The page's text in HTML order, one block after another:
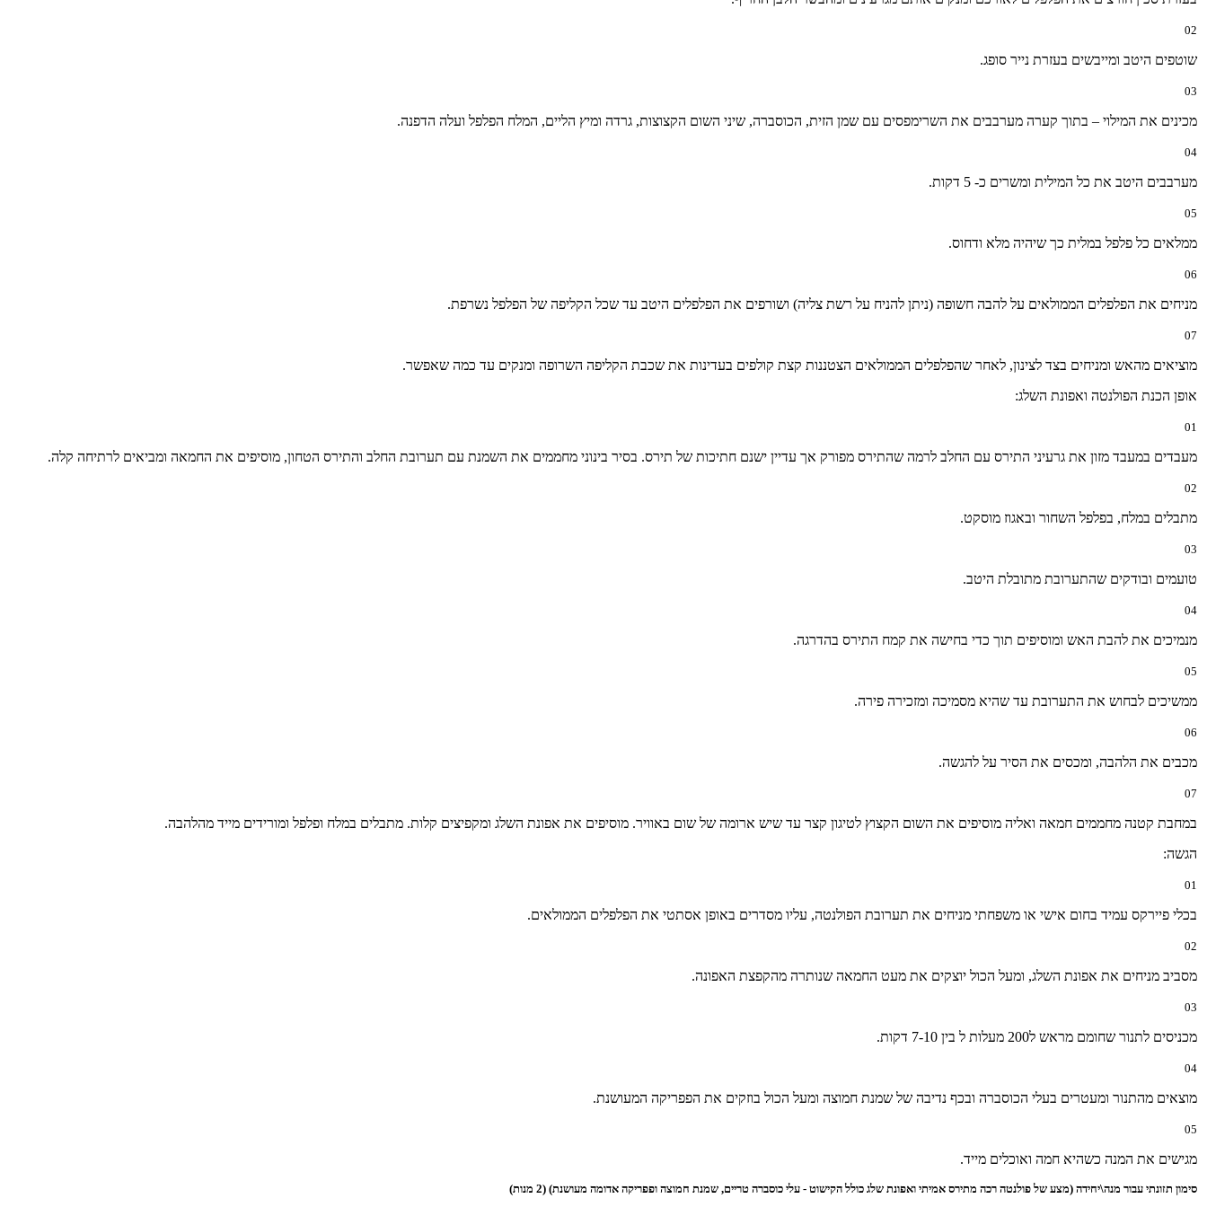
02
שוטפים היטב ומייבשים בעזרת נייר סופג.
03
מכינים את המילוי – בתוך קערה מערבבים את השרימפסים עם שמן הזית, הכוסברה, שיני השום הקצוצות, גרדה ומיץ הליים, המלח הפלפל ועלה הדפנה.
04
מערבבים היטב את כל המילית ומשרים כ- 5 דקות.
05
ממלאים כל פלפל במלית כך שיהיה מלא ודחוס.
06
מניחים את הפלפלים הממולאים על להבה חשופה (ניתן להניח על רשת צליה) ושורפים את הפלפלים היטב עד שכל הקליפה של הפלפל נשרפת.
07
מוציאים מהאש ומניחים בצד לצינון, לאחר שהפלפלים הממולאים הצטננות קצת קולפים בעדינות את שכבת הקליפה השרופה ומנקים עד כמה שאפשר.
אופן הכנת הפולנטה ואפונת השלג:
01
מעבדים במעבד מזון את גרעיני התירס עם החלב לרמה שהתירס מפורק אך עדיין ישנם חתיכות של תירס. בסיר בינוני מחממים את השמנת עם תערובת החלב והתירס הטחון, מוסיפים את החמאה ומביאים לרתיחה קלה.
02
מתבלים במלח, בפלפל השחור ובאגוז מוסקט.
03
טועמים ובודקים שהתערובת מתובלת היטב.
04
מנמיכים את להבת האש ומוסיפים תוך כדי בחישה את קמח התירס בהדרגה.
05
ממשיכים לבחוש את התערובת עד שהיא מסמיכה ומזכירה פירה.
06
מכבים את הלהבה, ומכסים את הסיר על להגשה.
07
במחבת קטנה מחממים חמאה ואליה מוסיפים את השום הקצוץ לטיגון קצר עד שיש ארומה של שום באוויר. מוסיפים את אפונת השלג ומקפיצים קלות. מתבלים במלח ופלפל ומורידים מייד מהלהבה.
הגשה:
01
בכלי פיירקס עמיד בחום אישי או משפחתי מניחים את תערובת הפולנטה, עליו מסדרים באופן אסתטי את הפלפלים הממולאים.
02
מסביב מניחים את אפונת השלג, ומעל הכול יוצקים את מעט החמאה שנותרה מהקפצת האפונה.
03
מכניסים לתנור שחומם מראש ל200 מעלות ל בין 7-10 דקות.
04
מוצאים מהתנור ומעטרים בעלי הכוסברה ובכף נדיבה של שמנת חמוצה ומעל הכול בוזקים את הפפריקה המעושנת.
05
מגישים את המנה כשהיא חמה ואוכלים מייד.
סימון תזונתי עבור מנה\יחידה (מצע של פולנטה רכה מתירס אמיתי ואפונת שלג כולל הקישוט - עלי כוסברה טריים, שמנת חמוצה ופפריקה אדומה מעושנת) (2 מנות)